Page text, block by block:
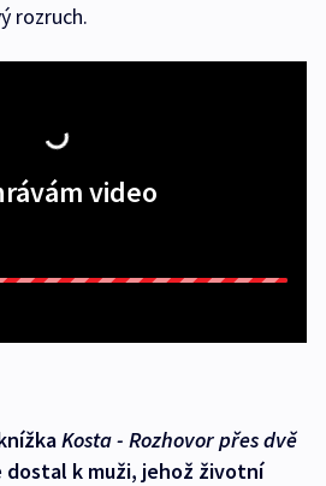
rozruch.
video
Kosta - Rozhovor přes dvě
dostal k muži, jehož životní